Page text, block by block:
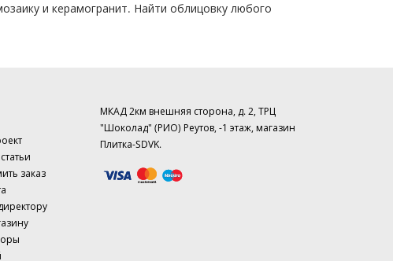
и керамогранит. Найти облицовку любого
заказ
МКАД 2км внешняя сторона, д. 2, ТРЦ
"Шоколад" (РИО) Реутов, -1 этаж, магазин
Плитка-SDVK.